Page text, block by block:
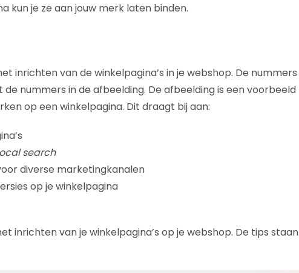
kun je ze aan jouw merk laten binden.
inrichten van de winkelpagina’s in je webshop. De nummers
nummers in de afbeelding. De afbeelding is een voorbeeld
op een winkelpagina. Dit draagt bij aan:
search
diverse marketingkanalen
op je winkelpagina
inrichten van je winkelpagina’s op je webshop. De tips staan